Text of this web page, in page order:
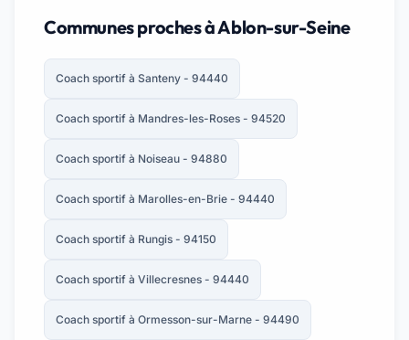
Communes proches à Ablon-sur-Seine
Coach sportif à Santeny - 94440
Coach sportif à Mandres-les-Roses - 94520
Coach sportif à Noiseau - 94880
Coach sportif à Marolles-en-Brie - 94440
Coach sportif à Rungis - 94150
Coach sportif à Villecresnes - 94440
Coach sportif à Ormesson-sur-Marne - 94490